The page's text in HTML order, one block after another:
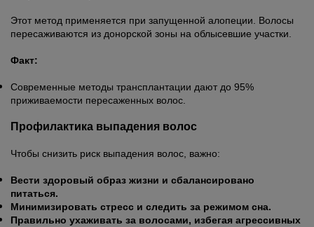
Этот метод применяется при запущенной алопеции. Волосы
пересаживаются из донорской зоны на облысевшие участки.
Факт:
Современные методы трансплантации дают до 95%
приживаемости пересаженных волос.
Профилактика выпадения волос
Чтобы снизить риск выпадения волос, важно:
Вести здоровый образ жизни и сбалансировано
питаться.
Минимизировать стресс и следить за режимом сна.
Правильно ухаживать за волосами, избегая агрессивных